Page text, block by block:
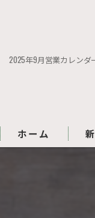
2025年9月営業カレンダ
ホーム